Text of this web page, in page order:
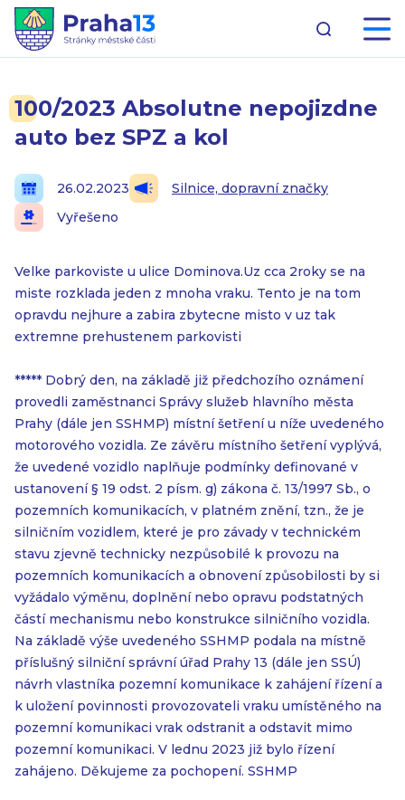
100/2023 Absolutne nepojizdne
auto bez SPZ a kol
26.02.2023
Silnice, dopravní značky
Vyřešeno
Velke parkoviste u ulice Dominova.Uz cca 2roky se na
miste rozklada jeden z mnoha vraku. Tento je na tom
opravdu nejhure a zabira zbytecne misto v uz tak
extremne prehustenem parkovisti
***** Dobrý den, na základě již předchozího oznámení
provedli zaměstnanci Správy služeb hlavního města
Prahy (dále jen SSHMP) místní šetření u níže uvedeného
motorového vozidla. Ze závěru místního šetření vyplývá,
že uvedené vozidlo naplňuje podmínky definované v
ustanovení § 19 odst. 2 písm. g) zákona č. 13/1997 Sb., o
pozemních komunikacích, v platném znění, tzn., že je
silničním vozidlem, které je pro závady v technickém
stavu zjevně technicky nezpůsobilé k provozu na
pozemních komunikacích a obnovení způsobilosti by si
vyžádalo výměnu, doplnění nebo opravu podstatných
částí mechanismu nebo konstrukce silničního vozidla.
Na základě výše uvedeného SSHMP podala na místně
příslušný silniční správní úřad Prahy 13 (dále jen SSÚ)
návrh vlastníka pozemní komunikace k zahájení řízení a
k uložení povinnosti provozovateli vraku umístěného na
pozemní komunikaci vrak odstranit a odstavit mimo
pozemní komunikaci. V lednu 2023 již bylo řízení
zahájeno. Děkujeme za pochopení. SSHMP